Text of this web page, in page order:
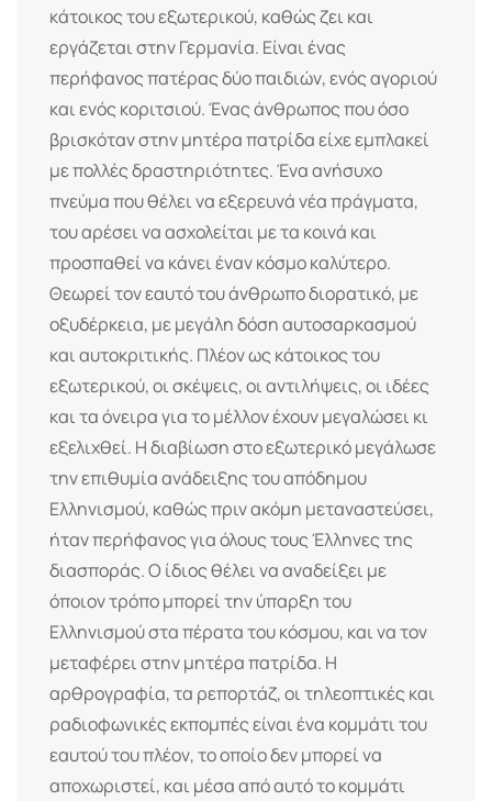
κάτοικος του εξωτερικού, καθώς ζει και
εργάζεται στην Γερμανία. Είναι ένας
περήφανος πατέρας δύο παιδιών, ενός αγοριού
και ενός κοριτσιού. Ένας άνθρωπος που όσο
βρισκόταν στην μητέρα πατρίδα είχε εμπλακεί
με πολλές δραστηριότητες. Ένα ανήσυχο
πνεύμα που θέλει να εξερευνά νέα πράγματα,
του αρέσει να ασχολείται με τα κοινά και
προσπαθεί να κάνει έναν κόσμο καλύτερο.
Θεωρεί τον εαυτό του άνθρωπο διορατικό, με
οξυδέρκεια, με μεγάλη δόση αυτοσαρκασμού
και αυτοκριτικής. Πλέον ως κάτοικος του
εξωτερικού, οι σκέψεις, οι αντιλήψεις, οι ιδέες
και τα όνειρα για το μέλλον έχουν μεγαλώσει κι
εξελιχθεί. Η διαβίωση στο εξωτερικό μεγάλωσε
την επιθυμία ανάδειξης του απόδημου
Ελληνισμού, καθώς πριν ακόμη μεταναστεύσει,
ήταν περήφανος για όλους τους Έλληνες της
διασποράς. Ο ίδιος θέλει να αναδείξει με
όποιον τρόπο μπορεί την ύπαρξη του
Ελληνισμού στα πέρατα του κόσμου, και να τον
μεταφέρει στην μητέρα πατρίδα. Η
αρθρογραφία, τα ρεπορτάζ, οι τηλεοπτικές και
ραδιοφωνικές εκπομπές είναι ένα κομμάτι του
εαυτού του πλέον, το οποίο δεν μπορεί να
αποχωριστεί, και μέσα από αυτό το κομμάτι